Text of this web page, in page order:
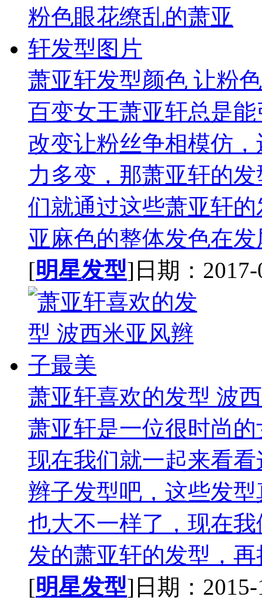
萧亚轩发型颜色 让粉
百变女王萧亚轩总是
改变让粉丝争相模仿
力多变，那萧亚轩的
们就通过这些萧亚轩
亚麻色的整体发色在发
[明星发型]日期：2017-
萧亚轩喜欢的发型 波
萧亚轩是一位很时尚
现在我们就一起来看
辫子发型吧，这些发
也大不一样了，现在
发的萧亚轩的发型，再
[明星发型]日期：2015-